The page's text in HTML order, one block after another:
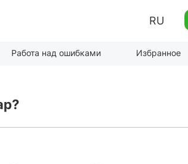
RU
Работа над ошибками Избранное